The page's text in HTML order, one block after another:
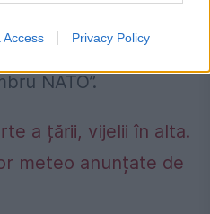
Access Privacy Policy
obligaţiilor
NATO”.
a țării, vijelii în alta.
meteo anunțate de